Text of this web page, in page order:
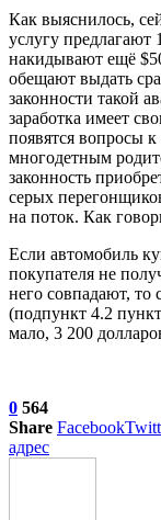
Как выяcнилось,
услугу предлагают
накидывают ещё
обещают выдать
законности такой
заработка имеет
появятся вопросы
многодетным
законность
серых
на поток. Как
Если автомобиль
покупателя не
него совпадают, то
(подпункт 4.2
мало, 3 200
0 564
Share Facebook
адрес